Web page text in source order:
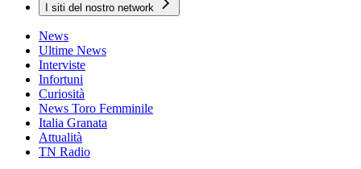
I siti del nostro network
News
Ultime News
Interviste
Infortuni
Curiosità
News Toro Femminile
Italia Granata
Attualità
TN Radio